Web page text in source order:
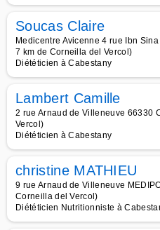
Soucas Claire
Medicentre Avicenne 4 rue Ibn
7 km de Corneilla del Vercol)
Diététicien à Cabestany
Lambert Camille
2 rue Arnaud de Villeneuve 66330
Vercol)
Diététicien à Cabestany
christine MATHIEU
9 rue Arnaud de Villeneuve
Corneilla del Vercol)
Diététicien Nutritionniste à